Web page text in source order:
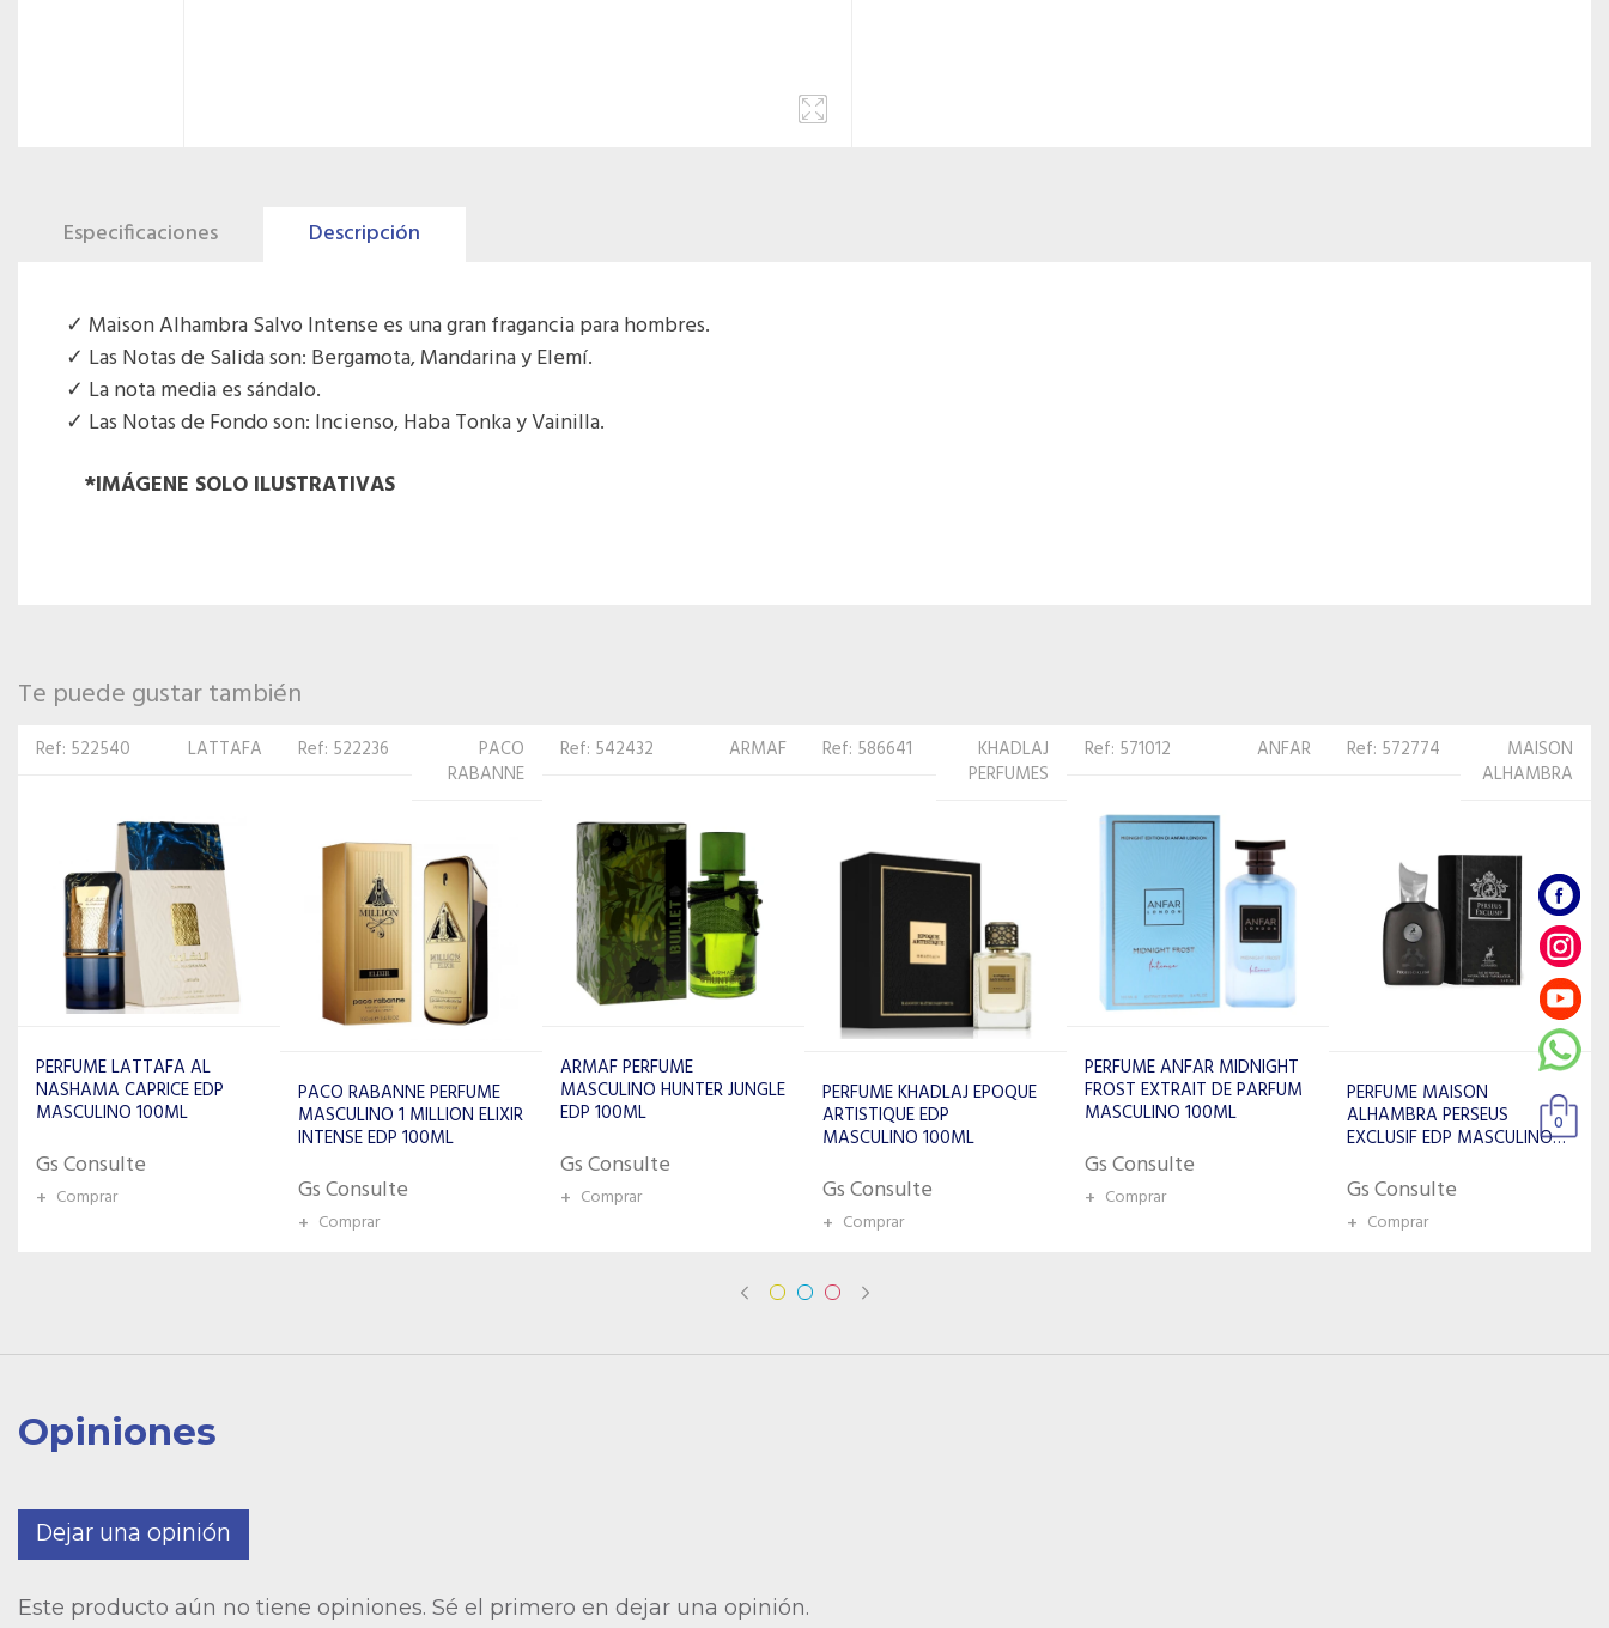
Especificaciones Descripción
Maison Alhambra Salvo Intense es una gran fragancia para hombres.
Las Notas de Salida son: Bergamota, Mandarina y Elemí.
La nota media es sándalo.
Las Notas de Fondo son: Incienso, Haba Tonka y Vainilla.
*IMÁGENE SOLO ILUSTRATIVAS
Te puede gustar también
Ref: 522236
PACO
PACO RABANNE PERFUME
MASCULINO 1 MILLION ELIXIR
Gs Consulte
Ref: 542432 ARMAF
MASCULINO HUNTER JUNGLE
EDP 100ML
+ Comprar
Ref: 586641
KHADLAJ
PERFUME KHADLAJ EPOQUE
ARTISTIQUE EDP
Gs Consulte
Ref: 571012 ANFAR
FROST EXTRAIT DE PARFUM
MASCULINO 100ML
+ Comprar
Ref: 572774
MAISON
PERFUME MAISON
ALHAMBRA PERSEUS
100ML
Gs Consulte
Ref: 522182
PACO
RABANNE
PACO RABANNE PERFUME
MASCULINO 1MILLION ELIXIR
INTENSE EDP 200ML
Gs Consulte
+ Comprar
Opiniones
Dejar una opinión
Este producto aún no tiene opiniones. Sé el primero en dejar una opinión.
0